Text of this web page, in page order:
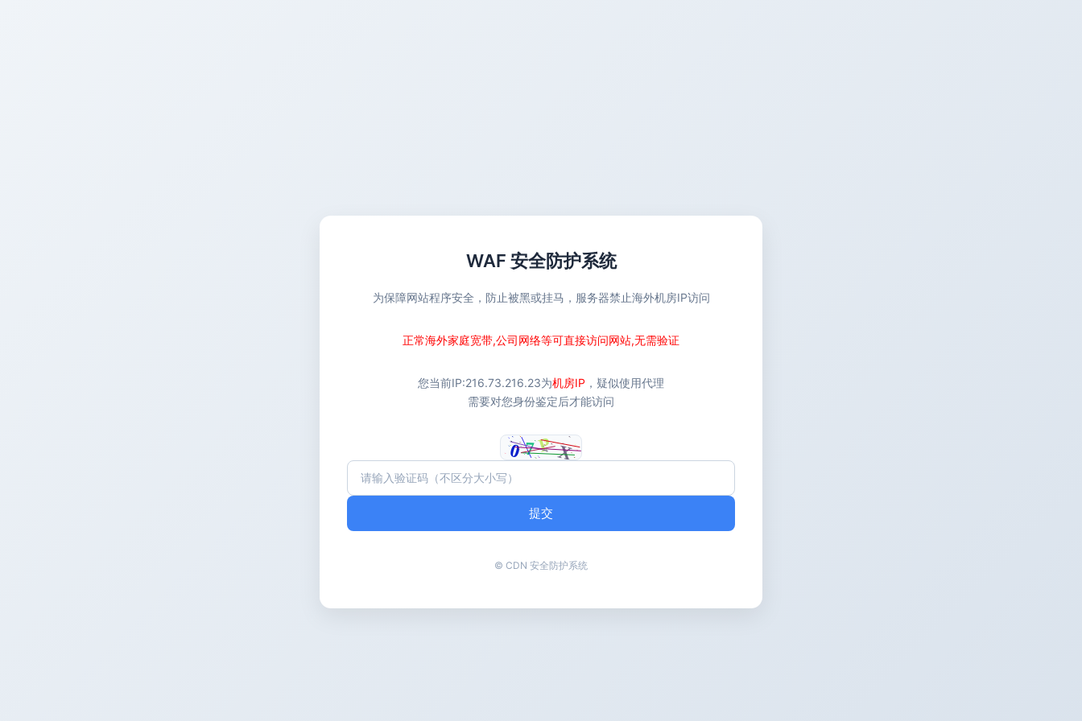
WAF 安全防护系统
为保障网站程序安全，防止被黑或挂马，服务器禁止海外机房IP访问
正常海外家庭宽带,公司网络等可直接访问网站,无需验证
您当前IP:216.73.216.23为机房IP ，疑似使用代理
需要对您身份鉴定后才能访问
提交
© CDN 安全防护系统